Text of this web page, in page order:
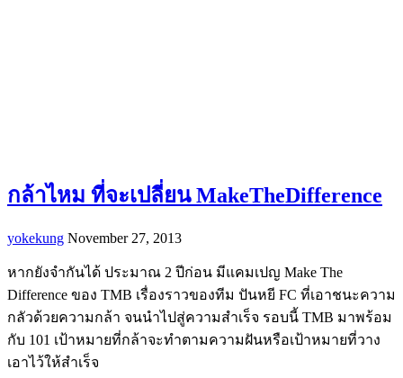
กล้าไหม ที่จะเปลี่ยน MakeTheDifference
yokekung November 27, 2013
หากยังจำกันได้ ประมาณ 2 ปีก่อน มีแคมเปญ Make The
Difference ของ TMB เรื่องราวของทีม ปันหยี FC ที่เอาชนะความ
กลัวด้วยความกล้า จนนำไปสู่ความสำเร็จ รอบนี้ TMB มาพร้อม
กับ 101 เป้าหมายที่กล้าจะทำตามความฝันหรือเป้าหมายที่วาง
เอาไว้ให้สำเร็จ